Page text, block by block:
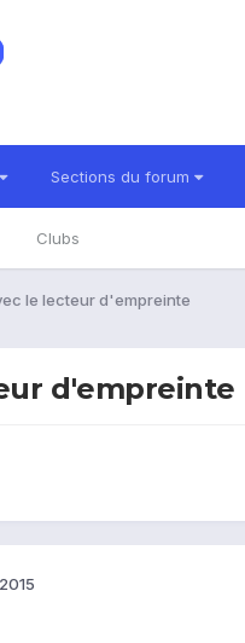
Sections du forum
Clubs
le lecteur d'empreinte
d'empreinte